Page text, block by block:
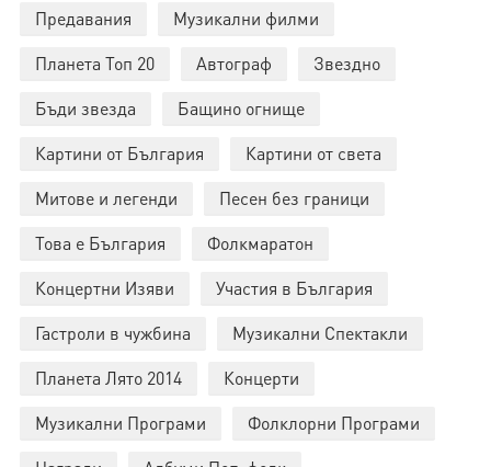
Предавания
Музикални филми
Планета Топ 20
Автограф
Звездно
Бъди звезда
Бащино огнище
Картини от България
Картини от света
Митове и легенди
Песен без граници
Това е България
Фолкмаратон
Концертни Изяви
Участия в България
Гастроли в чужбина
Музикални Спектакли
Планета Лято 2014
Концерти
Музикални Програми
Фолклорни Програми